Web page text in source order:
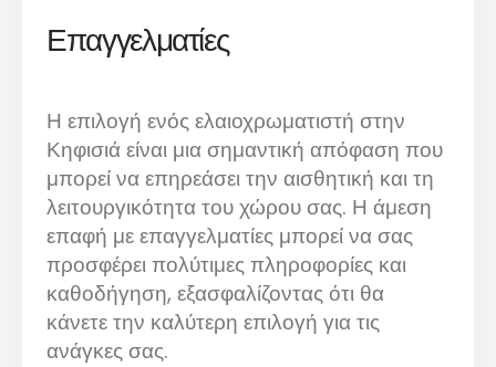
Επαγγελματίες
Η επιλογή ενός ελαιοχρωματιστή στην
Κηφισιά είναι μια σημαντική απόφαση που
μπορεί να επηρεάσει την αισθητική και τη
λειτουργικότητα του χώρου σας. Η άμεση
επαφή με επαγγελματίες μπορεί να σας
προσφέρει πολύτιμες πληροφορίες και
καθοδήγηση, εξασφαλίζοντας ότι θα
κάνετε την καλύτερη επιλογή για τις
ανάγκες σας.